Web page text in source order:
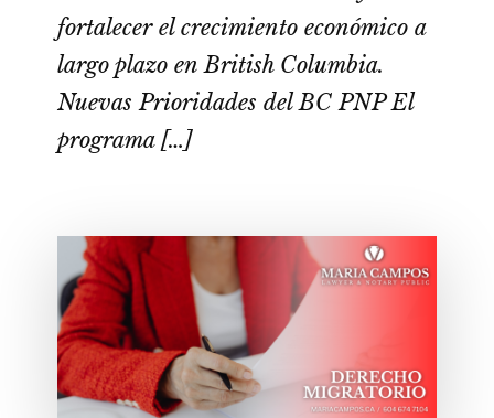
fortalecer el crecimiento económico a
largo plazo en British Columbia.
Nuevas Prioridades del BC PNP El
programa […]